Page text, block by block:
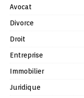
Avocat
Divorce
Droit
Entreprise
Immobilier
Juridique